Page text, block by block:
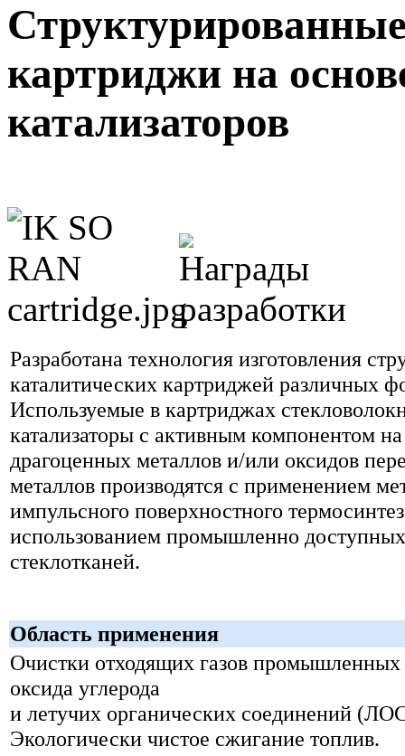
картриджи на
катализаторов
Разработана технология изготовления
каталитических картриджей различных
Используемые в картриджах
катализаторы с активным компонентом
драгоценных металлов и/или оксидов
металлов производятся с применением
импульсного поверхностного
использованием промышленно
стеклотканей.
Область применения
Очистки отходящих газов промышленных
оксида углерода
и летучих органических соединений
Экологически чистое сжигание топлив.